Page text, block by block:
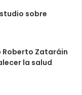
sobre
Roberto Zataráin
la salud